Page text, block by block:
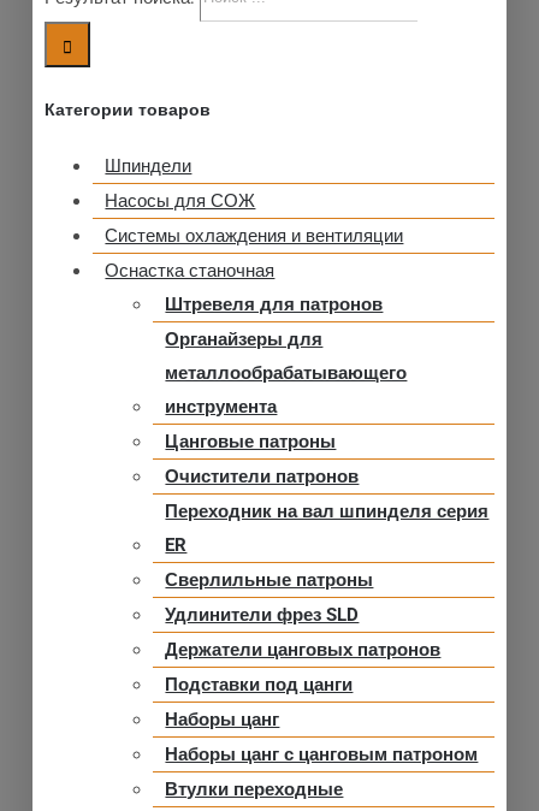
Категории товаров
Шпиндели
Насосы для СОЖ
Системы охлаждения и вентиляции
Оснастка станочная
Штревеля для патронов
Органайзеры для
металлообрабатывающего
инструмента
Цанговые патроны
Очистители патронов
Переходник на вал шпинделя серия
ER
Сверлильные патроны
Удлинители фрез SLD
Держатели цанговых патронов
Подставки под цанги
Наборы цанг
Наборы цанг с цанговым патроном
Втулки переходные